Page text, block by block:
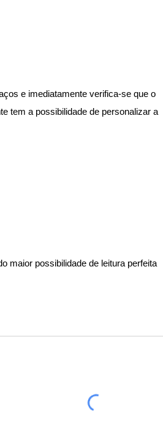
e imediatamente verifica-se que o
tem a possibilidade de personalizar a
maior possibilidade de leitura perfeita